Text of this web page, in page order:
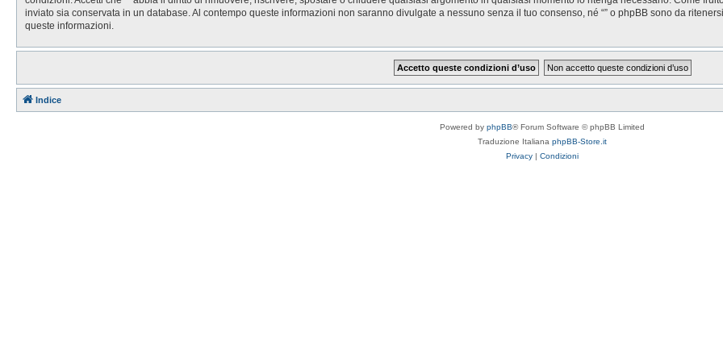
inviato sia conservata in un database. Al contempo queste informazioni non saranno divulgate a nessuno senza il tuo consenso, né “” o phpBB sono da
queste informazioni.
Indice
Powered by phpBB® Forum Software © phpBB Limited
Traduzione Italiana phpBB-Store.it
Privacy | Condizioni